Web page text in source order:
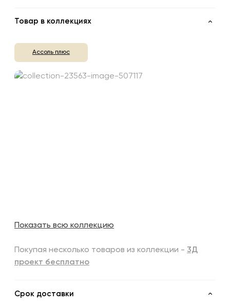
Товар в коллекциях
Ассоль плюс
Показать всю коллекцию
Покупая несколько товаров из коллекции - 3Д
проект бесплатно
Срок доставки